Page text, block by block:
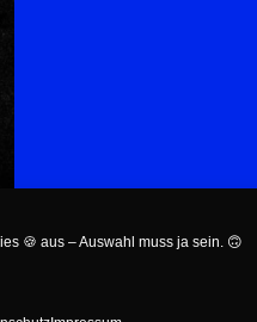
🍪 aus – Auswahl muss ja sein. 🙃